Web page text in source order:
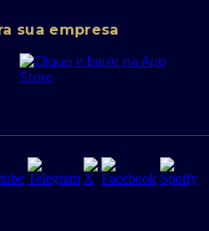
Banco Safra
PJ
sua empresa